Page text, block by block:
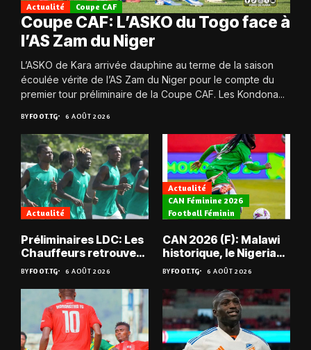
Actualité Coupe CAF
Coupe CAF: L’ASKO du Togo face à
l’AS Zam du Niger
L’ASKO de Kara arrivée dauphine au terme de la saison
écoulée vérite de l’AS Zam du Niger pour le compte du
premier tour préliminaire de la Coupe CAF. Les Kondona...
BYFOOT.TG 6 AOÛT 2026
Actualité
Préliminaires LDC: Les
Chauffeurs retrouvent
les Mimos
BYFOOT.TG 6 AOÛT 2026
Actualité
CAN Féminine 2026
Football Féminin
CAN 2026 (F): Malawi
historique, le Nigeria
sauvé, la Zambie
éliminée
BYFOOT.TG 6 AOÛT 2026